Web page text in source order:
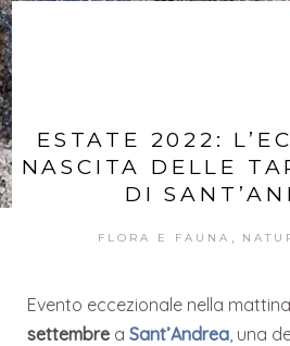
ESTATE 2022:
NASCITA DELLE
DI
FLORA E FAUNA
Evento eccezionale nella
settembre aSant’Andrea, una